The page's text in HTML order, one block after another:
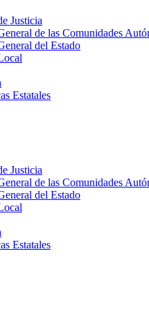
Justicia
de las Comunidades
del Estado
Estatales
Justicia
de las Comunidades
del Estado
Estatales